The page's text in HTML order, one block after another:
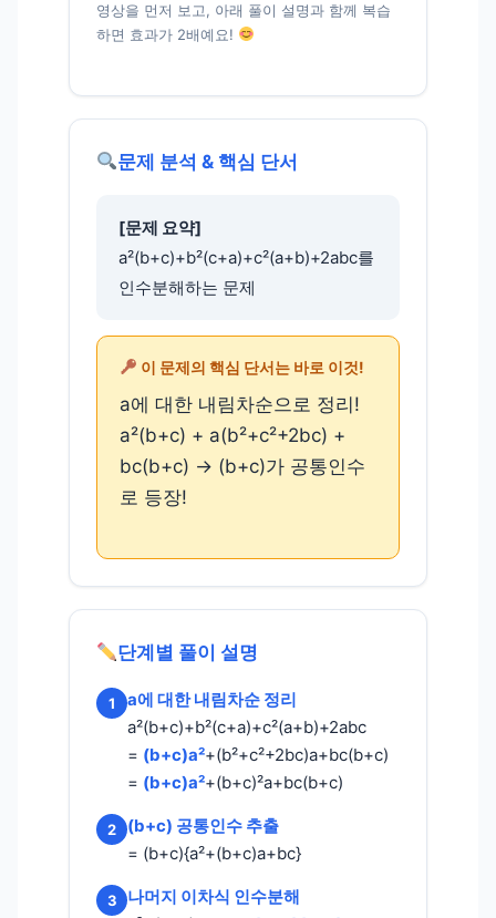
영상을 먼저 보고, 아래 풀이 설명과 함께 복습
하면 효과가 2배예요!
문제 분석 & 핵심 단서
[문제 요약]
a²(b+c)+b²(c+a)+c²(a+b)+2abc를
인수분해하는 문제
이 문제의 핵심 단서는 바로 이것!
a에 대한 내림차순으로 정리!
a²(b+c) + a(b²+c²+2bc) +
bc(b+c) → (b+c)가 공통인수
로 등장!
단계별 풀이 설명
1
a에 대한 내림차순 정리
a²(b+c)+b²(c+a)+c²(a+b)+2abc
= (b+c)a²+(b²+c²+2bc)a+bc(b+c)
= (b+c)a²+(b+c)²a+bc(b+c)
2
(b+c) 공통인수 추출
= (b+c){a²+(b+c)a+bc}
3
나머지 이차식 인수분해